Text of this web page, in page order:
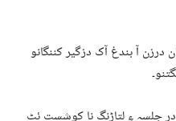
آ بندغ آک دزگیر کننگانو
جلسہ ءِ لتاڑنگ نا کوشست ئٹ